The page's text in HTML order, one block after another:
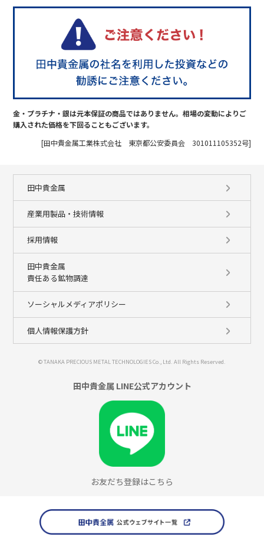
金・プラチナ・銀は元本保証の商品ではありません。相場の変動によりご
購入された価格を下回ることもございます。
[田中貴金属工業株式会社 東京都公安委員会 301011105352号]
田中貴金属
産業用製品・技術情報
採用情報
田中貴金属
責任ある鉱物調達
ソーシャルメディアポリシー
個人情報保護方針
© TANAKA PRECIOUS METAL TECHNOLOGIES Co., Ltd. All Rights Reserved.
田中貴金属 LINE公式アカウント
お友だち登録はこちら